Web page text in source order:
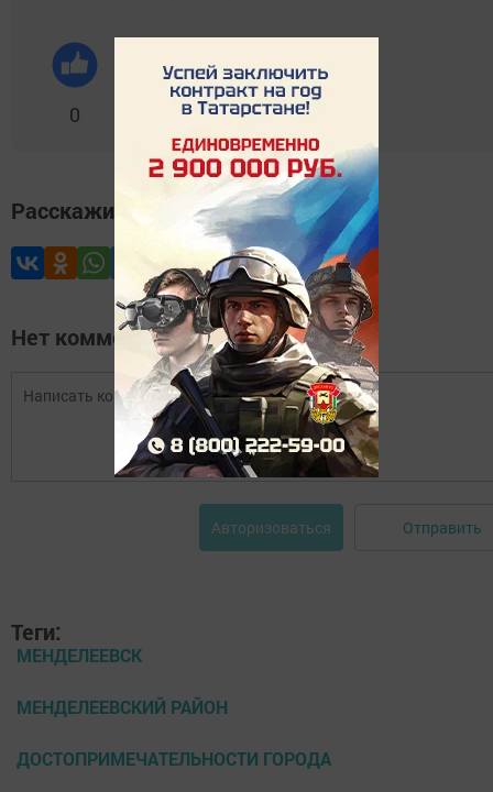
0 0 0
Расскажите друзьям
Нет комментариев
Авторизоваться Отправить
Теги:
МЕНДЕЛЕЕВСК
МЕНДЕЛЕЕВСКИЙ РАЙОН
ДОСТОПРИМЕЧАТЕЛЬНОСТИ ГОРОДА